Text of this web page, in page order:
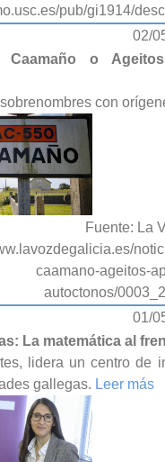
pub/gi1914/
02/
Caamaño o
con
Fuente: La
caamano-ageitos-
autoctonos/
01/
La matemática al
lidera un centro de
gallegas. Leer más